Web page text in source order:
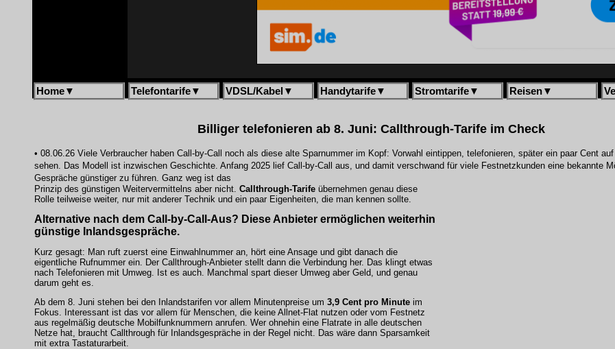
Home▼ Telefontarife▼ VDSL/Kabel ▼ Handytarife▼ Stromtarife▼ Reisen▼
Billiger telefonieren ab 8. Juni: Callthrough-Tarife im Check
• 08.06.26 Viele Verbraucher haben Call-by-Call noch als diese alte Sparnummer im Kopf: Vorwahl eintippen, telefonieren, später ein paar Cent
sehen. Das Modell ist inzwischen Geschichte. Anfang 2025 lief Call-by-Call aus, und damit verschwand für viele Festnetzkunden eine bekannte
Gespräche günstiger zu führen. Ganz weg ist das
Prinzip des günstigen Weitervermittelns aber nicht. Callthrough-Tarife übernehmen genau diese
Rolle teilweise weiter, nur mit anderer Technik und ein paar Eigenheiten, die man kennen sollte.
Alternative nach dem Call-by-Call-Aus? Diese Anbieter ermöglichen weiterhin
günstige Inlandsgespräche.
Kurz gesagt: Man ruft zuerst eine Einwahlnummer an, hört eine Ansage und gibt danach die
eigentliche Rufnummer ein. Der Callthrough-Anbieter stellt dann die Verbindung her. Das klingt etwas
nach Telefonieren mit Umweg. Ist es auch. Manchmal spart dieser Umweg aber Geld, und genau
darum geht es.
Ab dem 8. Juni stehen bei den Inlandstarifen vor allem Minutenpreise um 3,9 Cent pro Minute im
Fokus. Interessant ist das vor allem für Menschen, die keine Allnet-Flat nutzen oder vom Festnetz
aus regelmäßig deutsche Mobilfunknummern anrufen. Wer ohnehin eine Flatrate in alle deutschen
Netze hat, braucht Callthrough für Inlandsgespräche in der Regel nicht. Das wäre dann Sparsamkeit
mit extra Tastaturarbeit.